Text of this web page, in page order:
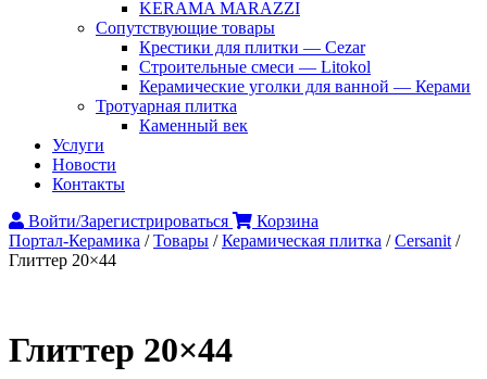
KERAMA MARAZZI
Сопутствующие товары
Крестики для плитки — Cezar
Строительные смеси — Litokol
Керамические уголки для ванной — Керами
Тротуарная плитка
Каменный век
Услуги
Новости
Контакты
Войти/Зарегистрироваться
Корзина
Портал-Керамика /Товары /Керамическая плитка /Cersanit /
Глиттер 20×44
Глиттер 20×44